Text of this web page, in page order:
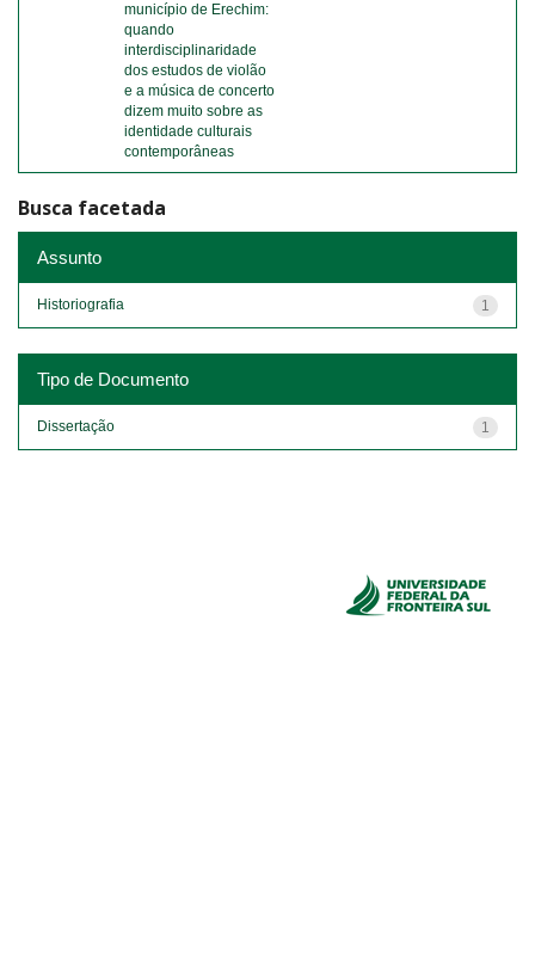
município de Erechim:
quando
interdisciplinaridade
dos estudos de violão
e a música de concerto
dizem muito sobre as
identidade culturais
contemporâneas
Busca facetada
Assunto
1
Historiografia
Tipo de Documento
1
Dissertação